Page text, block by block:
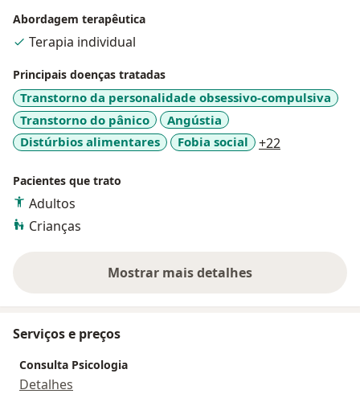
Abordagem terapêutica
Terapia individual
Principais doenças tratadas
Transtorno da personalidade obsessivo-compulsiva
Transtorno do pânico
Angústia
Distúrbios alimentares
Fobia social +22
Pacientes que trato
Adultos
Crianças
Mostrar mais detalhes
sobre a experiência
Serviços e preços
Consulta Psicologia
Detalhes